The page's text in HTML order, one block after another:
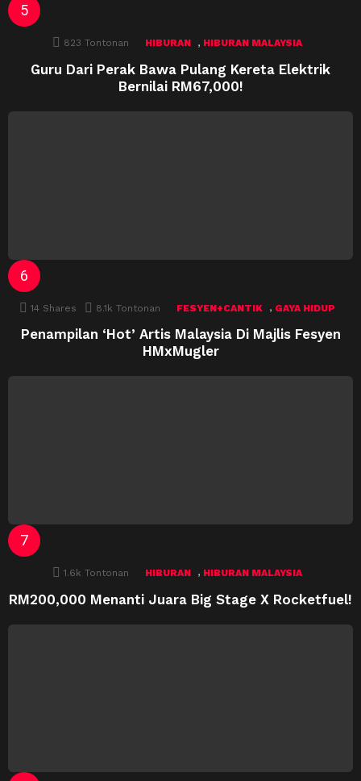
823 Tontonan HIBURAN , HIBURAN MALAYSIA
Guru Dari Perak Bawa Pulang Kereta Elektrik
Bernilai RM67,000!
14 Shares 8.1k Tontonan FESYEN+CANTIK , GAYA HIDUP
Penampilan ‘Hot’ Artis Malaysia Di Majlis Fesyen
HMxMugler
1.6k Tontonan HIBURAN , HIBURAN MALAYSIA
RM200,000 Menanti Juara Big Stage X Rocketfuel!